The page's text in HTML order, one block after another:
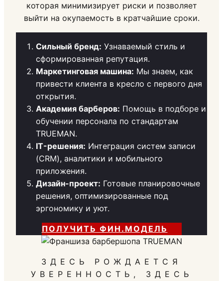
которая минимизирует риски и позволяет
выйти на окупаемость в кратчайшие сроки.
Сильный бренд: Узнаваемый стиль и
сформированная репутация.
Маркетинговая машина: Мы знаем, как
привести клиента в кресло с первого дня
открытия.
Академия барберов: Помощь в подборе и
обучении персонала по стандартам
TRUEMAN.
IT-решения: Интеграция систем записи
(CRM), аналитики и мобильного
приложения.
Дизайн-проект: Готовые планировочные
решения, оптимизированные под
эргономику и уют.
ПОЛУЧИТЬ ФИН.МОДЕЛЬ
ЗДЕСЬ РОЖДАЕТСЯ
УВЕРЕННОСТЬ, ЗДЕСЬ